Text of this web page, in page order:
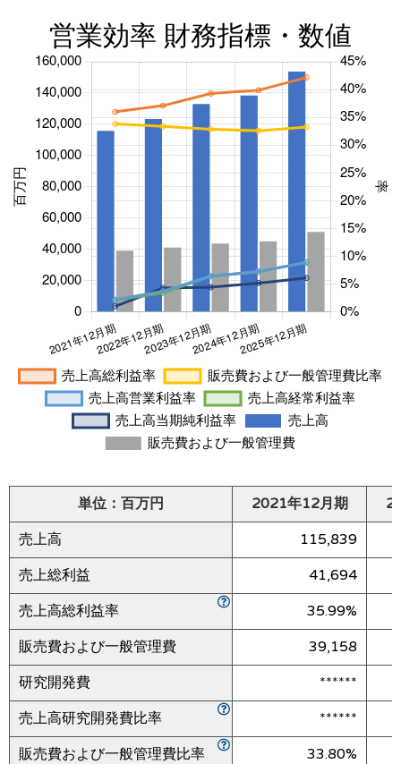
単位：百万円 2021年12月期
売上高
115,839
売上総利益
41,694
売上高総利益率
35.99%
販売費および一般管理費
39,158
研究開発費
******
売上高研究開発費比率
******
販売費および一般管理費比率
33.80%